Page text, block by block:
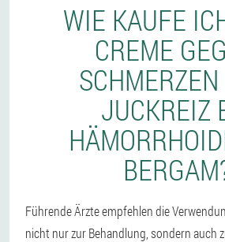
WIE KAUFE
CREME
JUCKREIZ
Führende Ärzte empfehlen die
nicht nur zur Behandlung, sondern auch